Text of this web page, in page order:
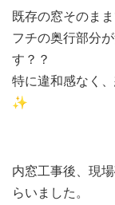
既存の窓そのま
フチの奥行部分
す？？
特に違和感なく
✨
内窓工事後、現
らいました。